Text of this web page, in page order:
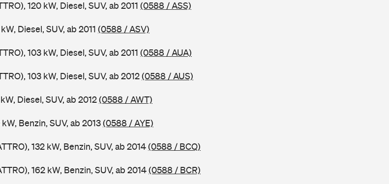
120 kW, Diesel, SUV, ab 2011 (0588 / ASS)
Diesel, SUV, ab 2011 (0588 / ASV)
103 kW, Diesel, SUV, ab 2011 (0588 / AUA)
103 kW, Diesel, SUV, ab 2012(0588 / AUS)
Diesel, SUV, ab 2012(0588 / AWT)
Benzin, SUV, ab 2013(0588 / AYE)
132 kW, Benzin, SUV, ab 2014(0588 / BCQ)
162 kW, Benzin, SUV, ab 2014(0588 / BCR)